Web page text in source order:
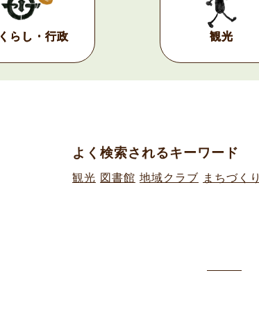
くらし・行政 観光
よく検索されるキーワード
観光 図書館 地域クラブ まちづくり